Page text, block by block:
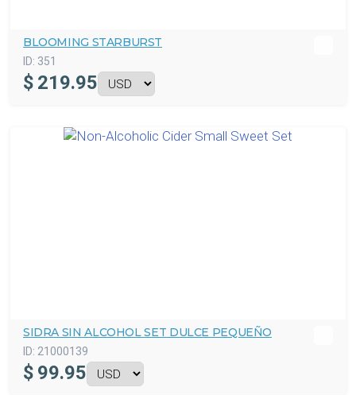
BLOOMING STARBURST
ID: 351
$ 219.95
SIDRA SIN ALCOHOL SET DULCE PEQUEÑO
ID: 21000139
$ 99.95